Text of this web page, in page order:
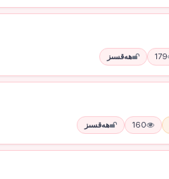
179 ھەقسىز
160 ھەقسىز